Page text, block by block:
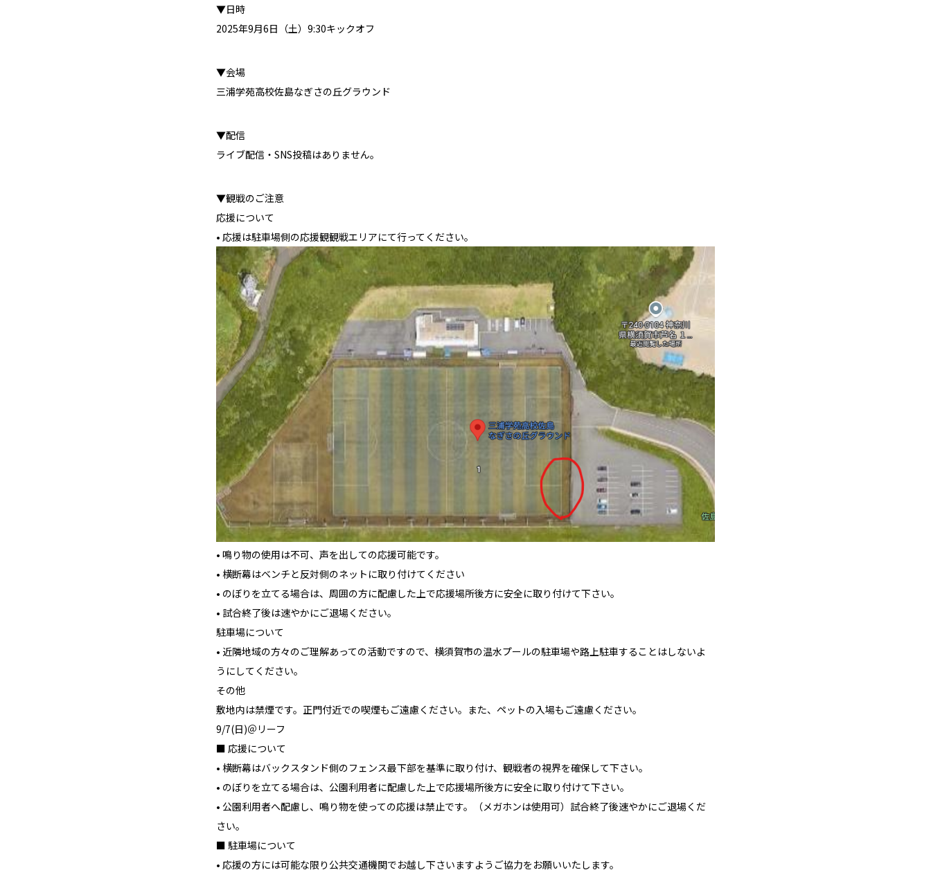
▼日時
2025年9月6日（土）9:30キックオフ
▼会場
三浦学苑高校佐島なぎさの丘グラウンド
▼配信
ライブ配信・SNS投稿はありません。
▼観戦のご注意
応援について
• 応援は駐車場側の応援観観戦エリアにて行ってください。
• 鳴り物の使用は不可、声を出しての応援可能です。
• 横断幕はベンチと反対側のネットに取り付けてください
• のぼりを立てる場合は、周囲の方に配慮した上で応援場所後方に安全に取り付けて下さい。
• 試合終了後は速やかにご退場ください。
駐車場について
• 近隣地域の方々のご理解あっての活動ですので、横須賀市の温水プールの駐車場や路上駐車することはしないよ
うにしてください。
その他
敷地内は禁煙です。正門付近での喫煙もご遠慮ください。また、ペットの入場もご遠慮ください。
9/7(日)＠リーフ
■ 応援について
• 横断幕はバックスタンド側のフェンス最下部を基準に取り付け、観戦者の視界を確保して下さい。
• のぼりを立てる場合は、公園利用者に配慮した上で応援場所後方に安全に取り付けて下さい。
• 公園利用者へ配慮し、鳴り物を使っての応援は禁止です。（メガホンは使用可）試合終了後速やかにご退場くだ
さい。
■ 駐車場について
• 応援の方には可能な限り公共交通機関でお越し下さいますようご協力をお願いいたします。